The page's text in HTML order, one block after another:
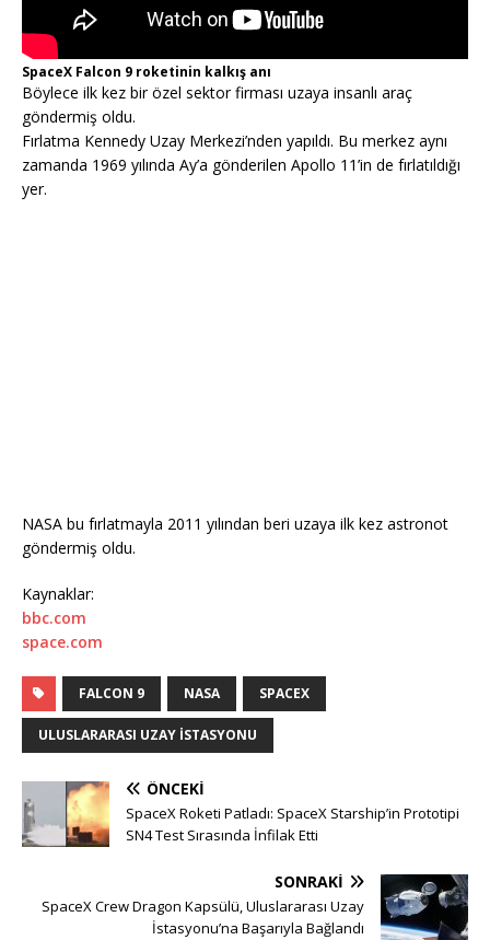
SpaceX Falcon 9 roketinin kalkış anı
Böylece ilk kez bir özel sektor firması uzaya insanlı araç
göndermiş oldu.
Fırlatma Kennedy Uzay Merkezi’nden yapıldı. Bu merkez aynı
zamanda 1969 yılında Ay’a gönderilen Apollo 11’in de fırlatıldığı
yer.
NASA bu fırlatmayla 2011 yılından beri uzaya ilk kez astronot
göndermiş oldu.
Kaynaklar:
bbc.com
space.com
FALCON 9 NASA SPACEX
ULUSLARARASI UZAY ISTASYONU
ÖNCEKI
SpaceX Roketi Patladı: SpaceX Starship’in Prototipi
SN4 Test Sırasında İnfilak Etti
SONRAKI
SpaceX Crew Dragon Kapsülü, Uluslararası Uzay
İstasyonu’na Başarıyla Bağlandı